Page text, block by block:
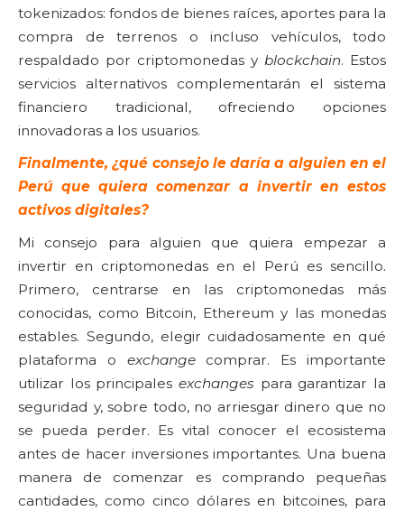
tokenizados: fondos de bienes raíces, aportes para la
compra de terrenos o incluso vehículos, todo
respaldado por criptomonedas y blockchain. Estos
servicios alternativos complementarán el sistema
financiero tradicional, ofreciendo opciones
innovadoras a los usuarios.
Finalmente, ¿qué consejo le daría a alguien en el
Perú que quiera comenzar a invertir en estos
activos digitales?
Mi consejo para alguien que quiera empezar a
invertir en criptomonedas en el Perú es sencillo.
Primero, centrarse en las criptomonedas más
conocidas, como Bitcoin, Ethereum y las monedas
estables. Segundo, elegir cuidadosamente en qué
plataforma o exchangecomprar. Es importante
utilizar los principales exchanges para garantizar la
seguridad y, sobre todo, no arriesgar dinero que no
se pueda perder. Es vital conocer el ecosistema
antes de hacer inversiones importantes. Una buena
manera de comenzar es comprando pequeñas
cantidades, como cinco dólares en bitcoines, para